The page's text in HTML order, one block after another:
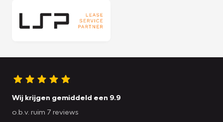
Wij krijgen gemiddeld een 9.9
o.b.v. ruim 7 reviews